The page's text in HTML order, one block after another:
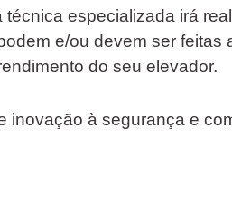
técnica especializada irá
e/ou devem ser
do seu elevador.
inovação à segurança e